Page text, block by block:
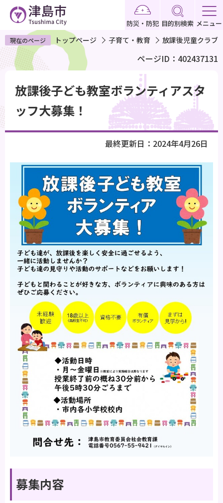
ペ
ー
ジ
で
す
防災・防犯 目的別検索 メニュー
現在のページ トップページ 子育て・教育 放課後児童クラブ
ページID：402437131
か
放課後子ども教室ボランティアスタ
ッフ大募集！
最終更新日：2024年4月26日
募集内容